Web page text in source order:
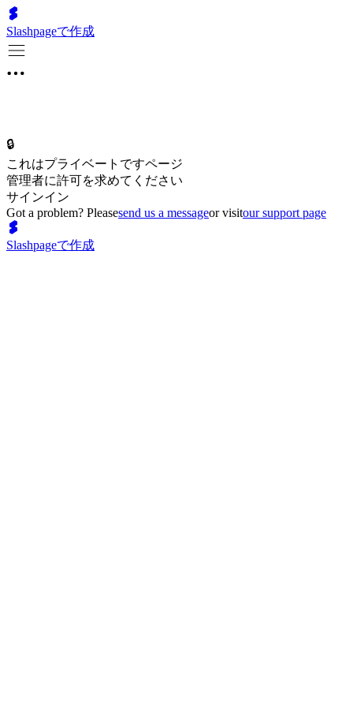
Slashpageで作成
🔒
これはプライベートですページ
管理者に許可を求めてください
サインイン
Got a problem? Pleasesend us a messageor visitour support page
Slashpageで作成